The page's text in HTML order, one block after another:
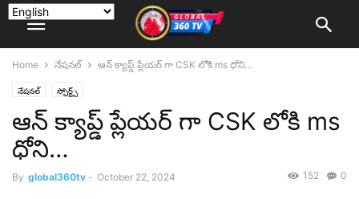
Home నేషనల్ ఆన్ క్యాప్డ్ ప్లేయర్ గా CSK లోకి ms ధోని…
నేషనల్ స్పోర్ట్స్
ఆన్ క్యాప్డ్ ప్లేయర్ గా CSK లోకి ms
ధోని…
By global360tv - October 22, 2024 0
152